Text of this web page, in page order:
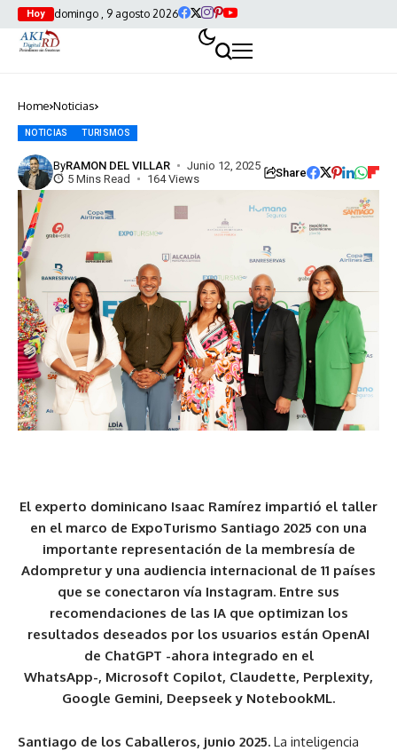
Hoy domingo , 9 agosto 2026
Home Noticias
NOTICIAS TURISMOS
ByRAMON DEL VILLAR
Junio 12, 2025
5 Mins Read
164 Views Share
El experto dominicano Isaac Ramírez impartió el taller
en el marco de ExpoTurismo Santiago 2025 con una
importante representación de la membresía de
Adompretur y una audiencia internacional de 11 países
que se conectaron vía Instagram. Entre sus
recomendaciones de las IA que optimizan los
resultados deseados por los usuarios están OpenAI
de ChatGPT -ahora integrado en el
WhatsApp-, Microsoft Copilot, Claudette, Perplexity,
Google Gemini, Deepseek y NotebookML.
Santiago de los Caballeros, junio 2025. La inteligencia